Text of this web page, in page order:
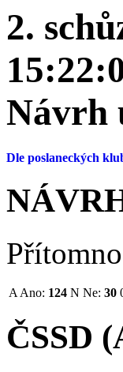
2.
Návrh
Dle poslaneckých
A Ano: 124 N Ne: 30
ČSSD (